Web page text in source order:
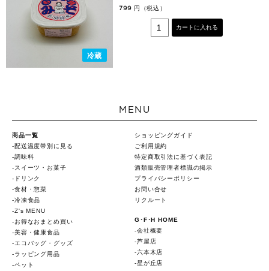
冷蔵
799 円（税込）
カートに入れる
MENU
商品一覧
配送温度帯別に見る
調味料
スイーツ・お菓子
ドリンク
食材・惣菜
冷凍食品
Z's MENU
お得なおまとめ買い
美容・健康食品
エコバッグ・グッズ
ラッピング用品
ペット
ショッピングガイド
ご利用規約
特定商取引法に基づく表記
酒類販売管理者標識の掲示
プライバシーポリシー
お問い合せ
リクルート
G･F･H HOME
会社概要
芦屋店
六本木店
星が丘店